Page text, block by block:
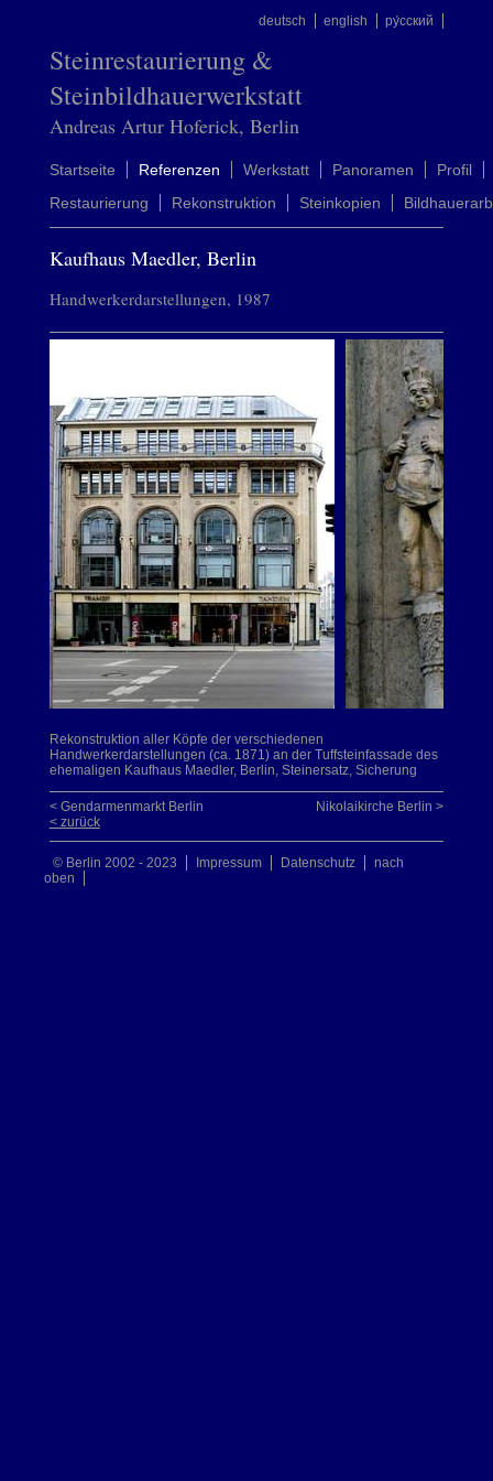
deutsch english ру́сский
Steinrestaurierung &
Steinbildhauerwerkstatt
Andreas Artur Hoferick, Berlin
Startseite Referenzen Werkstatt Panoramen
Profil
Restaurierung
Rekonstruktion Steinkopien
Kaufhaus Maedler, Berlin
Handwerkerdarstellungen, 1987
Rekonstruktion aller Köpfe der verschiedenen
Handwerkerdarstellungen (ca. 1871) an der Tuffsteinfassade des
ehemaligen Kaufhaus Maedler, Berlin, Steinersatz, Sicherung
Nikolaikirche Berlin >
< Gendarmenmarkt Berlin
< zurück
© Berlin 2002 - 2023 Impressum Datenschutz
nach
oben